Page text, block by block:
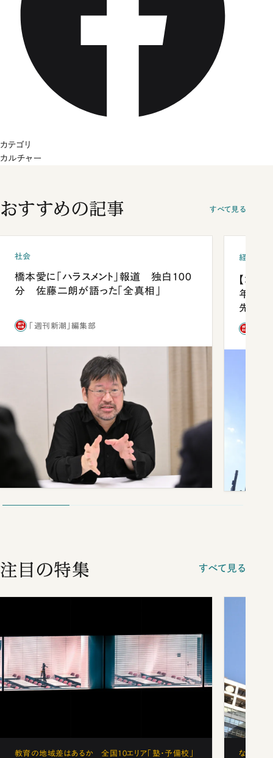
カテゴリ
カルチャー
おすすめの記事 すべて見る
社会
橋本愛に「ハラスメント」報道 独白100
分 佐藤二朗が語った「全真相」
「週刊新潮」編集部
経済・ビ
【コン
年会は
先1位
注目の特集 すべて見る
教育の地域差はあるか 全国10エリア「塾・予備校」 なぜ「フ